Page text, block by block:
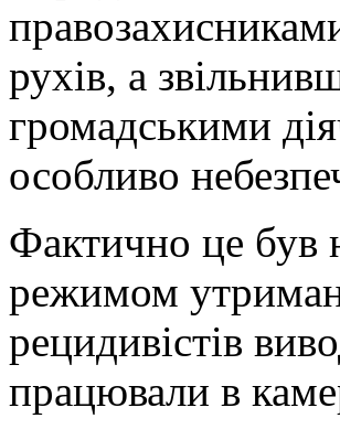
рухів, а
громадськими
особливо
Фактично це був
режимом
рецидивістів
працювали в